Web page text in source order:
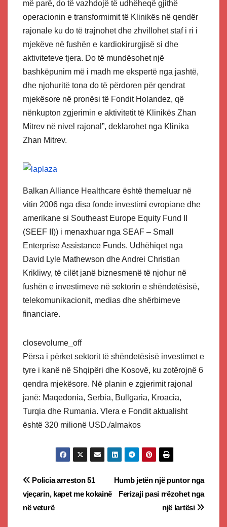
më parë, do të vazhdojë të udhëheqë gjithë
operacionin e transformimit të Klinikës në qendër
rajonale ku do të trajnohet dhe zhvillohet staf i ri i
mjekëve në fushën e kardiokirurgjisë si dhe
aktiviteteve tjera. Do të mundësohet një
bashkëpunim më i madh me ekspertë nga jashtë,
dhe njohuritë tona do të përdoren për qendrat
mjekësore në pronësi të Fondit Holandez, që
nënkupton zgjerimin e aktivitetit të Klinikës Zhan
Mitrev në nivel rajonal”, deklarohet nga Klinika
Zhan Mitrev.
Balkan Alliance Healthcare është themeluar në
vitin 2006 nga disa fonde investimi evropiane dhe
amerikane si Southeast Europe Equity Fund II
(SEEF II)) i menaxhuar nga SEAF – Small
Enterprise Assistance Funds. Udhëhiqet nga
David Lyle Mathewson dhe Andrei Christian
Krikliwy, të cilët janë biznesmenë të njohur në
fushën e investimeve në sektorin e shëndetësisë,
telekomunikacionit, medias dhe shërbimeve
financiare.
closevolume_off
Përsa i përket sektorit të shëndetësisë investimet e
tyre i kanë në Shqipëri dhe Kosovë, ku zotërojnë 6
qendra mjekësore. Në planin e zgjerimit rajonal
janë: Maqedonia, Serbia, Bullgaria, Kroacia,
Turqia dhe Rumania. Vlera e Fondit aktualisht
është 320 milionë USD./almakos
Post
navigation
Humb jetën një puntor nga
Ferizaji pasi rrëzohet nga
një lartësi
Policia arreston 51
vjeçarin, kapet me kokainë
në veturë